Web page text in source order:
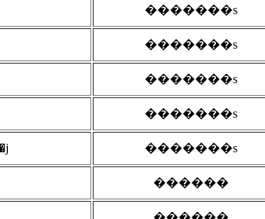
�������s
�������s
�������s
�������s
�������s
������